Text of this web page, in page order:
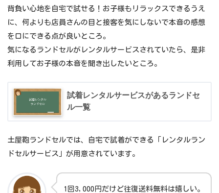
背負い心地を自宅で試せる！お子様もリラックスできるうえ
に、何よりも店員さんの目と接客を気にしないで本音の感想
を口にできる点が良いところ。
気になるランドセルがレンタルサービスされていたら、是非
利用してお子様の本音を聞き出したいところ。
試着レンタルサービスがあるランドセ
ル一覧
土屋鞄ランドセルでは、自宅で試着ができる「レンタルラン
ドセルサービス」が用意されています。
1回3,000円だけど往復送料無料は嬉しい。